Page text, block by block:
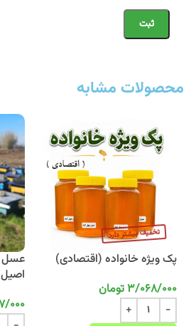
محصولات مشابه
پک ویژه خانواده (اقتصادی)
3/068/000تومان
000